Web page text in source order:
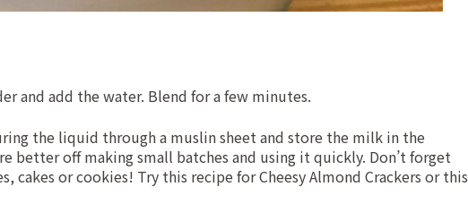
and add the water. Blend for a few minutes.
the liquid through a muslin sheet and store the milk in the
better off making small batches and using it quickly. Don’t forget
cakes or cookies! Try this recipe forCheesy Almond Crackers or this